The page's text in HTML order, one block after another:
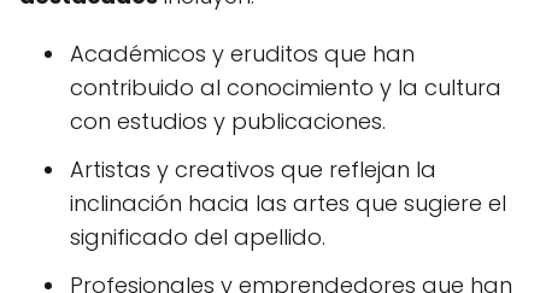
Académicos y eruditos que han
contribuido al conocimiento y la cultura
con estudios y publicaciones.
Artistas y creativos que reflejan la
inclinación hacia las artes que sugiere el
significado del apellido.
Profesionales y emprendedores que han